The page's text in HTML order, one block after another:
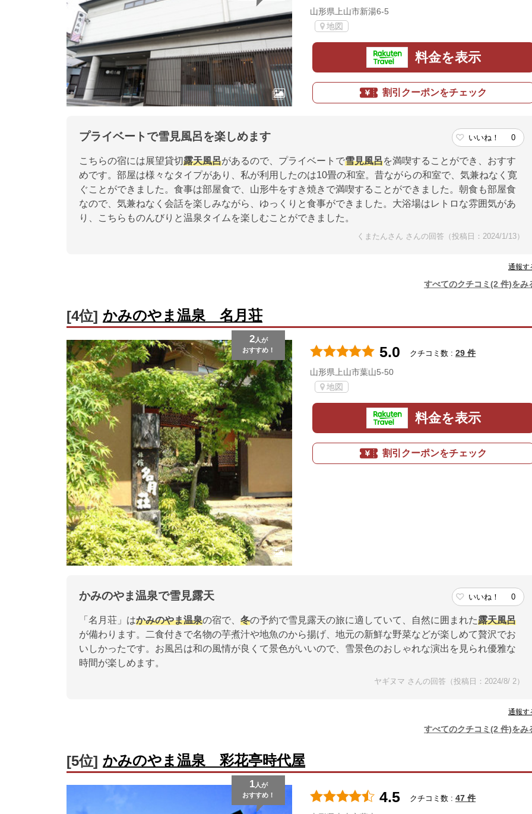
山形県上山市新湯6-5
地図
料金を表示
割引クーポンをチェック
プライベートで雪見風呂を楽しめます いいね！ 0
こちらの宿には展望貸切露天風呂があるので、プライベートで雪見風呂を満喫することができ、おすす
めです。部屋は様々なタイプがあり、私が利用したのは10畳の和室。昔ながらの和室で、気兼ねなく寛
ぐことができました。食事は部屋食で、山形牛をすき焼きで満喫することができました。朝食も部屋食
なので、気兼ねなく会話を楽しみながら、ゆっくりと食事ができました。大浴場はレトロな雰囲気があ
り、こちらものんびりと温泉タイムを楽しむことができました。
くまたんさん さんの回答（投稿日：2024/1/13）
通報す
すべてのクチコミ(2 件)をみ
[4位] かみのやま温泉 名月荘
2人が
おすすめ！
5.0 クチコミ数 : 29 件
山形県上山市葉山5-50
地図
料金を表示
割引クーポンをチェック
かみのやま温泉で雪見露天 いいね！ 0
「名月荘」はかみのやま温泉の宿で、 冬の予約で雪見露天の旅に適していて、自然に囲まれた露天風呂
が備わります。二食付きで名物の芋煮汁や地魚のから揚げ、地元の新鮮な野菜などが楽しめて贅沢でお
いしかったです。お風呂は和の風情が良くて景色がいいので、雪景色のおしゃれな演出を見られ優雅な
時間が楽しめます。
ヤギヌマ さんの回答（投稿日：2024/8/ 2）
通報す
すべてのクチコミ(2 件)をみ
[5位] かみのやま温泉 彩花亭時代屋
1人が
おすすめ！
4.5 クチコミ数 : 47 件